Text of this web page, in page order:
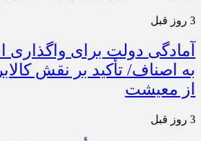
3 روز قبل
آمادگی دولت برای واگذاری
به اصناف/ تأکید بر نقش
از معیشت
3 روز قبل